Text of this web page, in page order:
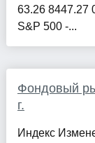
63.26 8447.27
S&P 500 -...
Фондовый
г.
Индекс